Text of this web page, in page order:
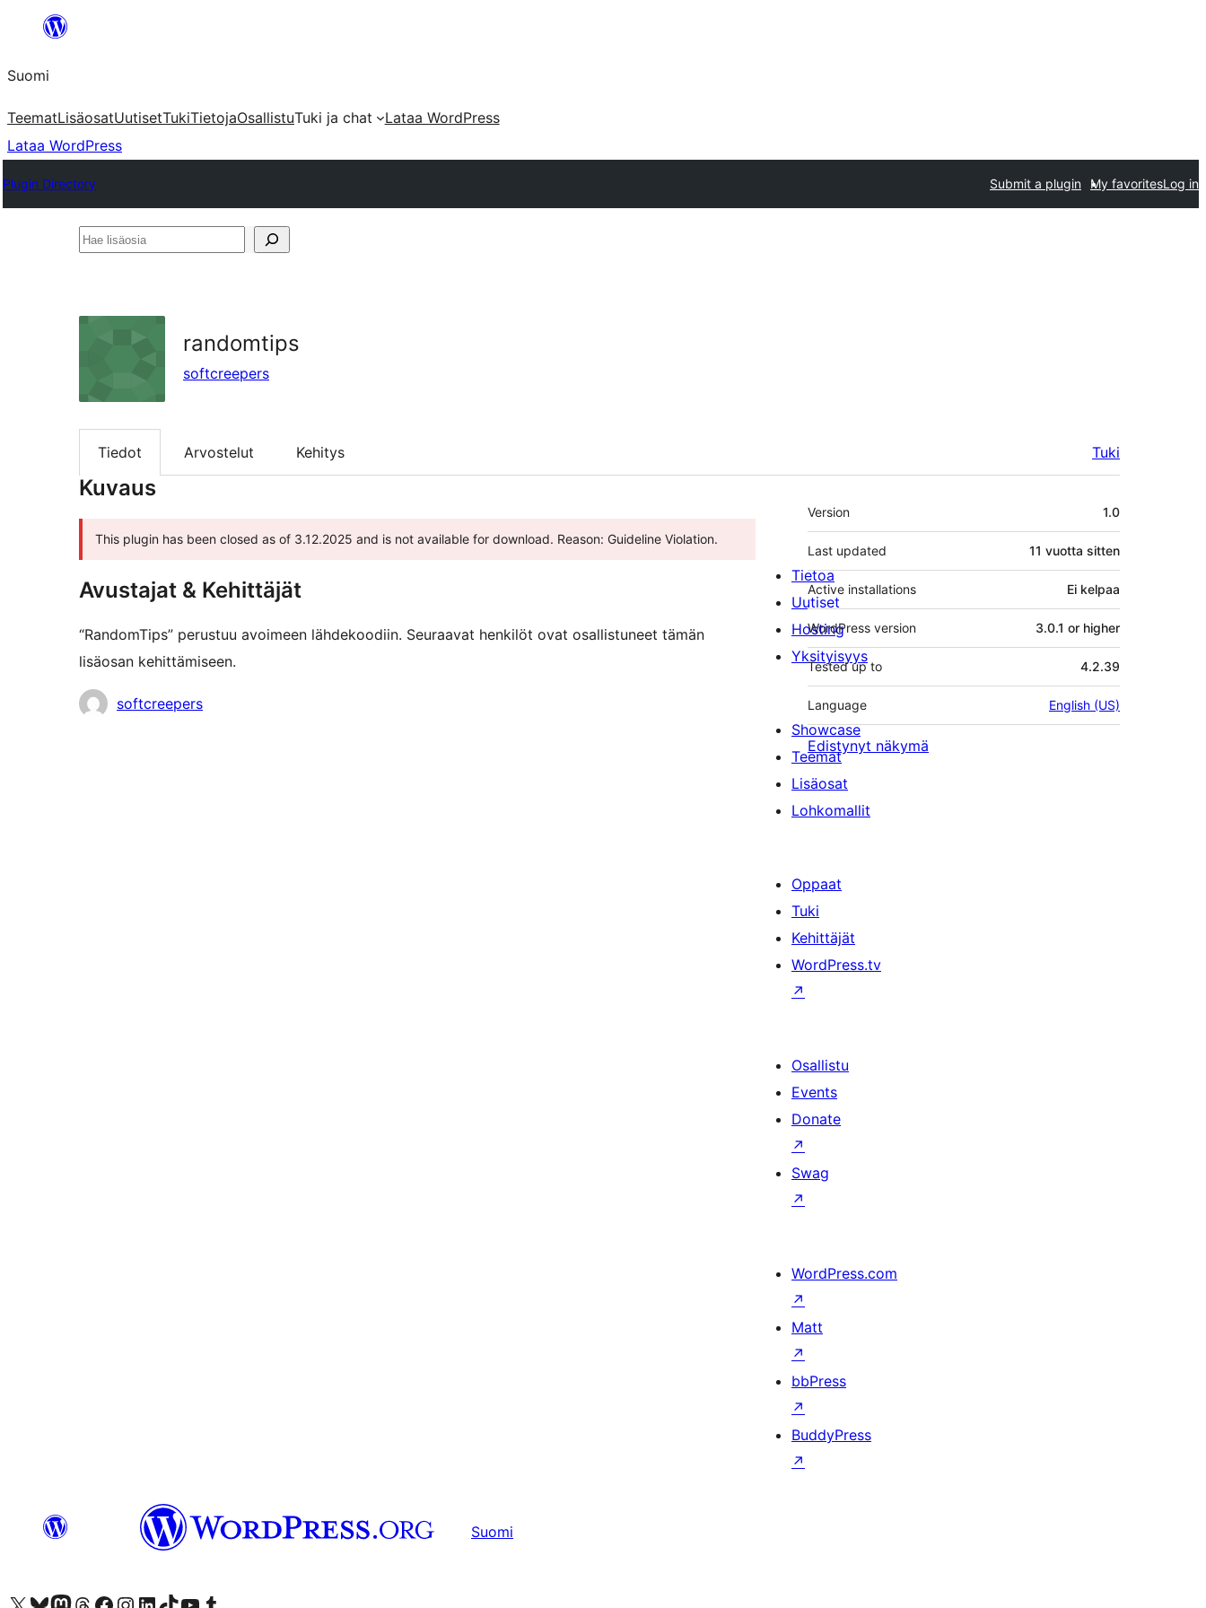
Suomi
TeematLisäosatUutisetTukiTietojaOsallistuTuki ja chat
Lataa WordPress
Lataa WordPress
Plugin Directory Submit a plugin My favoritesLog in
Hae
randomtips
softcreepers
Tiedot Arvostelut Kehitys Tuki
Kuvaus
This plugin has been closed as of 3.12.2025 and is not available for download. Reason: Guideline Violation.
Avustajat & Kehittäjät
“RandomTips” perustuu avoimeen lähdekoodiin. Seuraavat henkilöt ovat osallistuneet tämän
lisäosan kehittämiseen.
Avustajatsoftcreepers
Metatiedot
Version 1.0
Last updated 11 vuotta sitten
Active installations Ei kelpaa
WordPress version 3.0.1 or higher
Tested up to 4.2.39
Language English (US)
Edistynyt näkymä
Tietoa
Uutiset
Hosting
Yksityisyys
Showcase
Teemat
Lisäosat
Lohkomallit
Oppaat
Tuki
Kehittäjät
WordPress.tv
↗
Osallistu
Events
Donate
↗
Swag
↗
WordPress.com
↗
Matt
↗
bbPress
↗
BuddyPress
↗
Suomi